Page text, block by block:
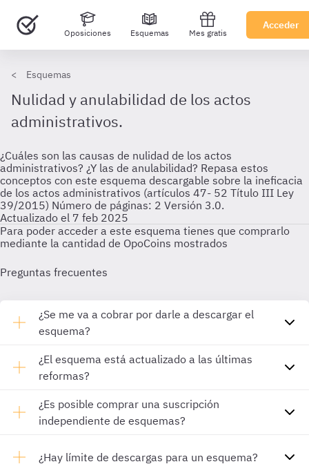
Oposiciones Esquemas Mes gratis
Acceder
Esquemas
Nulidad y anulabilidad de los actos
administrativos.
¿Cuáles son las causas de nulidad de los actos
administrativos? ¿Y las de anulabilidad? Repasa estos
conceptos con este esquema descargable sobre la ineficacia
de los actos administrativos (artículos 47- 52 Título III Ley
39/2015) Número de páginas: 2 Versión 3.0.
Actualizado el 7 feb 2025
Para poder acceder a este esquema tienes que comprarlo
mediante la cantidad de OpoCoins mostrados
Preguntas frecuentes
¿Se me va a cobrar por darle a descargar el
esquema?
¿El esquema está actualizado a las últimas
reformas?
¿Es posible comprar una suscripción
independiente de esquemas?
¿Hay límite de descargas para un esquema?